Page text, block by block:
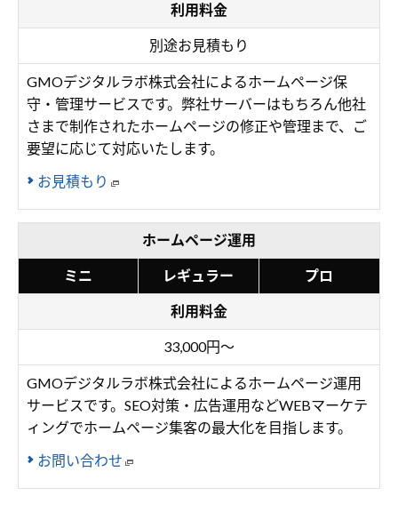
利用料金
別途お見積もり
GMOデジタルラボ株式会社によるホームページ保
守・管理サービスです。弊社サーバーはもちろん他社
さまで制作されたホームページの修正や管理まで、ご
要望に応じて対応いたします。
お見積もり
ホームページ運用
ミニ レギュラー プロ
利用料金
33,000円～
GMOデジタルラボ株式会社によるホームページ運用
サービスです。SEO対策・広告運用などWEBマーケテ
ィングでホームページ集客の最大化を目指します。
お問い合わせ